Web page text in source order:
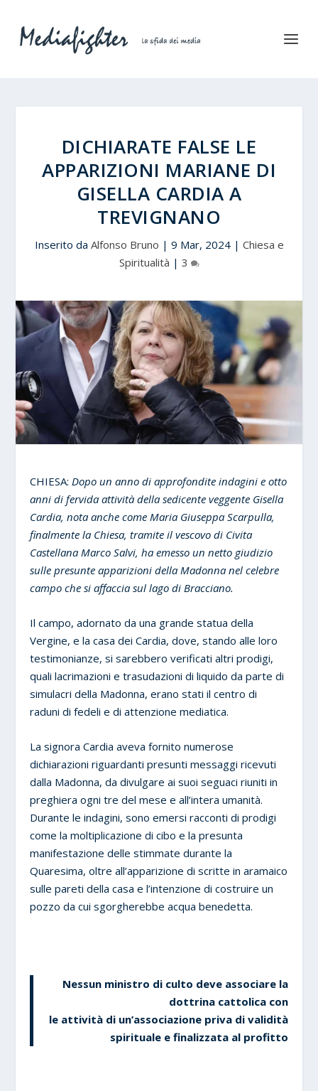
DICHIARATE FALSE LE
APPARIZIONI MARIANE DI
GISELLA CARDIA A
TREVIGNANO
Inserito da Alfonso Bruno | 9 Mar, 2024| Chiesa e
Spiritualità | 3
CHIESA: Dopo un anno di approfondite indagini e otto
anni di fervida attività della sedicente veggente Gisella
Cardia, nota anche come Maria Giuseppa Scarpulla,
finalmente la Chiesa, tramite il vescovo di Civita
Castellana Marco Salvi, ha emesso un netto giudizio
sulle presunte apparizioni della Madonna nel celebre
campo che si affaccia sul lago di Bracciano.
Il campo, adornato da una grande statua della
Vergine, e la casa dei Cardia, dove, stando alle loro
testimonianze, si sarebbero verificati altri prodigi,
quali lacrimazioni e trasudazioni di liquido da parte di
simulacri della Madonna, erano stati il centro di
raduni di fedeli e di attenzione mediatica.
La signora Cardia aveva fornito numerose
dichiarazioni riguardanti presunti messaggi ricevuti
dalla Madonna, da divulgare ai suoi seguaci riuniti in
preghiera ogni tre del mese e all’intera umanità.
Durante le indagini, sono emersi racconti di prodigi
come la moltiplicazione di cibo e la presunta
manifestazione delle stimmate durante la
Quaresima, oltre all’apparizione di scritte in aramaico
sulle pareti della casa e l’intenzione di costruire un
pozzo da cui sgorgherebbe acqua benedetta.
Nessun ministro di culto deve associare la
dottrina cattolica con
le attività di un’associazione priva di validità
spirituale e finalizzata al profitto